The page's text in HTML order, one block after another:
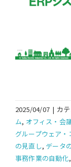
2025/04/07 | カ
ム, オフィス・会
グループウェア
の見直し, データ
事務作業の自動化